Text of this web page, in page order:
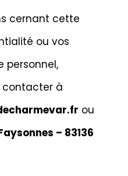
cernant cette
ou vos
personnel,
contacter à
ou
– 83136